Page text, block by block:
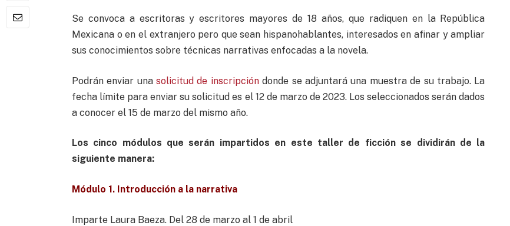
Se convoca a escritoras y escritores mayores de 18 años, que radiquen en la República
Mexicana o en el extranjero pero que sean hispanohablantes, interesados en afinar y ampliar
sus conocimientos sobre técnicas narrativas enfocadas a la novela.
Podrán enviar unasolicitud de inscripcióndonde se adjuntará una muestra de su trabajo. La
fecha límite para enviar su solicitud es el 12 de marzo de 2023. Los seleccionados serán dados
a conocer el 15 de marzo del mismo año.
Los cinco módulos que serán impartidos en este taller de ficción se dividirán de la
siguiente manera:
Módulo 1. Introducción a la narrativa
Imparte Laura Baeza. Del 28 de marzo al 1 de abril